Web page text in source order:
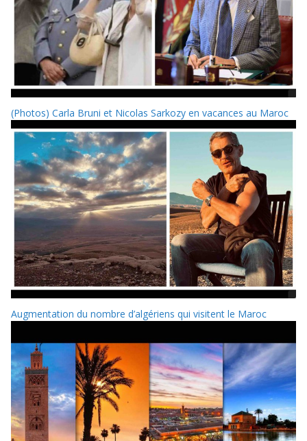
(Photos) Carla Bruni et Nicolas Sarkozy en vacances au Maroc
Augmentation du nombre d’algériens qui visitent le Maroc